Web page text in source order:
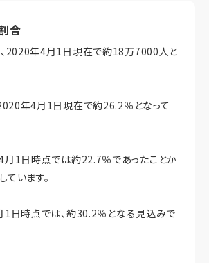
合
2020年4月1日現在で約18万7000人と
年4月1日現在で約26.2％となって
月1日時点では約22.7％であったことか
ています。
1日時点では、約30.2％となる見込みで